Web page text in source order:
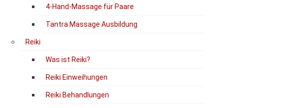
4-Hand-Massage für Paare
Tantra Massage Ausbildung
Reiki
Was ist Reiki?
Reiki Einweihungen
Reiki Behandlungen